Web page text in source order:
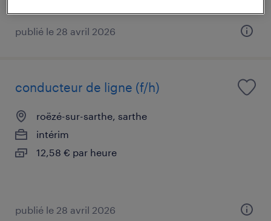
publié le 28 avril 2026
conducteur de ligne (f/h)
roëzé-sur-sarthe, sarthe
intérim
12,58 € par heure
publié le 28 avril 2026